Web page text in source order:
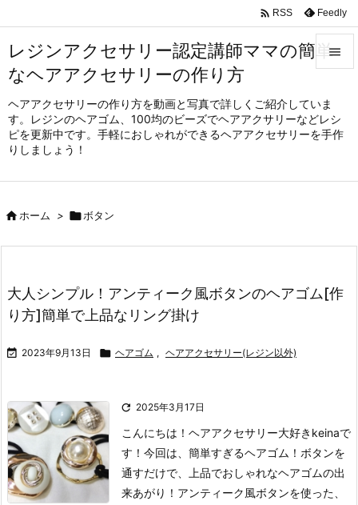
レジンアクセサリー認定講師ママの簡単
なヘアアクセサリーの作り方
ヘアアクセサリーの作り方を動画と写真で詳しくご紹介していま
す。レジンのヘアゴム、100均のビーズでヘアアクサリーなどレシ
ピを更新中です。手軽におしゃれができるヘアアクセサリーを手作
りしましょう！

メニュ

サイド
前へ

 RSS Feedly
ホーム > ボタン
大人シンプル！アンティーク風ボタンのヘアゴム[作
り方]簡単で上品なリング掛け
 2023年9月13日  ヘアゴム , ヘアアクセサリー(レジン以外)
 2025年3月17日
こんにちは！ヘアアクセサリー大好きkeinaで
す！ 今回は、簡単すぎるヘアゴム！ボタンを
通すだけで、上品でおしゃれなヘアゴムの出
来あがり！ アンティーク風ボタンを使った、